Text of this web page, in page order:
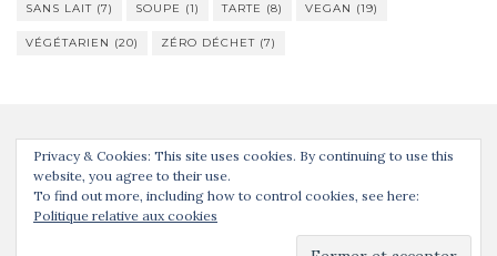
SANS LAIT (7) SOUPE (1) TARTE (8) VEGAN (19)
VÉGÉTARIEN (20) ZÉRO DÉCHET (7)
. Propulsé parWordPress
Privacy & Cookies: This site uses cookies. By continuing to use this
website, you agree to their use.
To find out more, including how to control cookies, see here:
Politique relative aux cookies